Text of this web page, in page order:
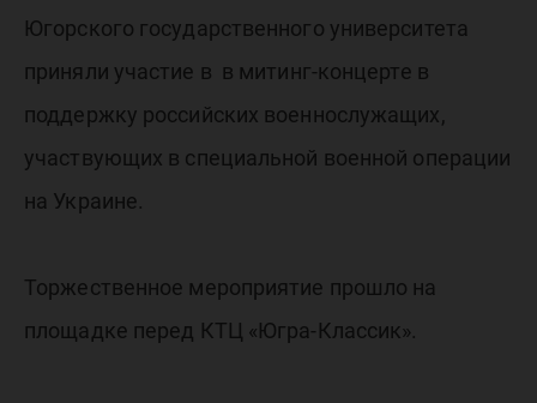
Югорского государственного университета
приняли участие в в митинг-концерте в
поддержку российских военнослужащих,
участвующих в специальной военной операции
на Украине.
Торжественное мероприятие прошло на
площадке перед КТЦ «Югра-Классик».